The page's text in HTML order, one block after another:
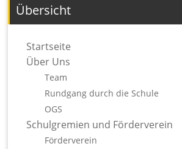
Übersicht
Startseite
Über Uns
Team
Rundgang durch die Schule
OGS
Schulgremien und Förderverein
Förderverein